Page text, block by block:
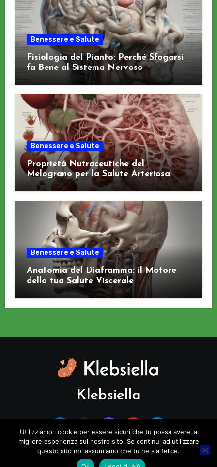
Benessere e Salute
Fisiologia del Pianto: Perché Sfogarsi
fa Bene al Sistema Nervoso
Benessere e Salute
Proprietà Nutraceutiche del
Melograno per la Salute Arteriosa
Benessere e Salute
Anatomia del Diaframma: il Motore
della tua Salute Viscerale
Klebsiella
Utilizziamo i cookie per essere sicuri che tu possa avere la
migliore esperienza sul nostro sito. Se continui ad utilizzare
questo sito noi assumiamo che tu ne sia felice.